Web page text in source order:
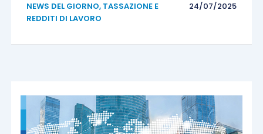
NEWS DEL GIORNO, TASSAZIONE E
REDDITI DI LAVORO
24/07/2025